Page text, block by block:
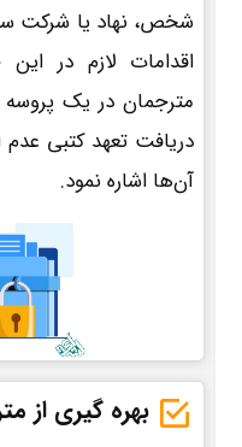
شخص، نهاد یا شرکت
اقدامات لازم در
مترجمان در یک
دریافت تعهد کتبی عدم
آن‌ها اشاره نمود.
بهره گیری از